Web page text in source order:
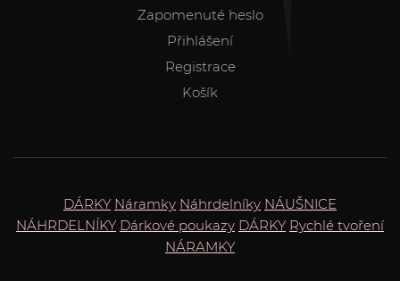
Zapomenuté heslo
Přihlášení
Registrace
Košík
DÁRKY Náramky Náhrdelníky NÁUŠNICE
NÁHRDELNÍKY Dárkové poukazy DÁRKY Rychlé tvoření
NÁRAMKY